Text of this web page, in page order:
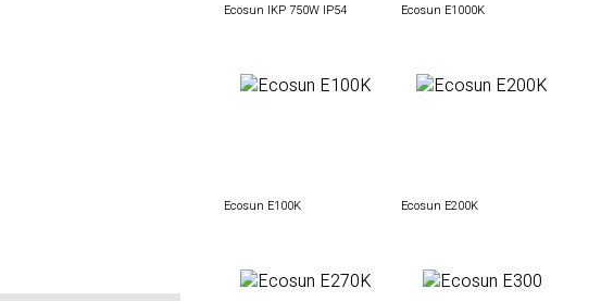
Ecosun IKP 750W IP54 Ecosun E1000K
Ecosun E100K Ecosun E200K